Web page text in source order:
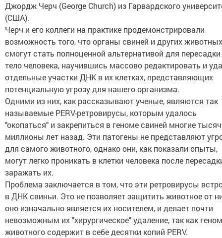
Джордж Черч (George Church) из Гарвардского
(США).
Черч и его коллеги на практике продемонстрировали
возможность того, что органы свиней и других животных
смогут стать полноценной альтернативой для
тело человека, научившись массово редактировать и
отдельные участки ДНК в их клетках, представляющих
потенциальную угрозу для нашего организма.
Одними из них, как рассказывают ученые, являются так
называемые PERV-ретровирусы, которым удалось
"окопаться" и закрепиться в геноме свиней многие
миллионы лет назад. Эти патогены не представляют
для самого животного, однако они, как показали опыты,
могут легко проникать в клетки человека после
заражать их.
Проблема заключается в том, что эти ретровирусы
в ДНК свиньи. Это не позволяет защитить животное от
оно изначально является их носителем, и делает почти
невозможным их "хирургическое" удаление, так как геном
животного содержит в себе десятки копий PERV.